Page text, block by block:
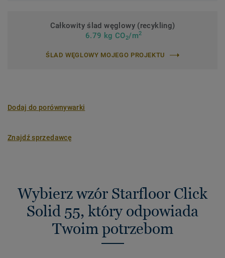
Całkowity ślad węglowy (recykling)
6.79 kg CO2/m2
ŚLAD WĘGLOWY MOJEGO PROJEKTU
Dodaj do porównywarki
Znajdź sprzedawcę
Wybierz wzór Starfloor Click
Solid 55, który odpowiada
Twoim potrzebom